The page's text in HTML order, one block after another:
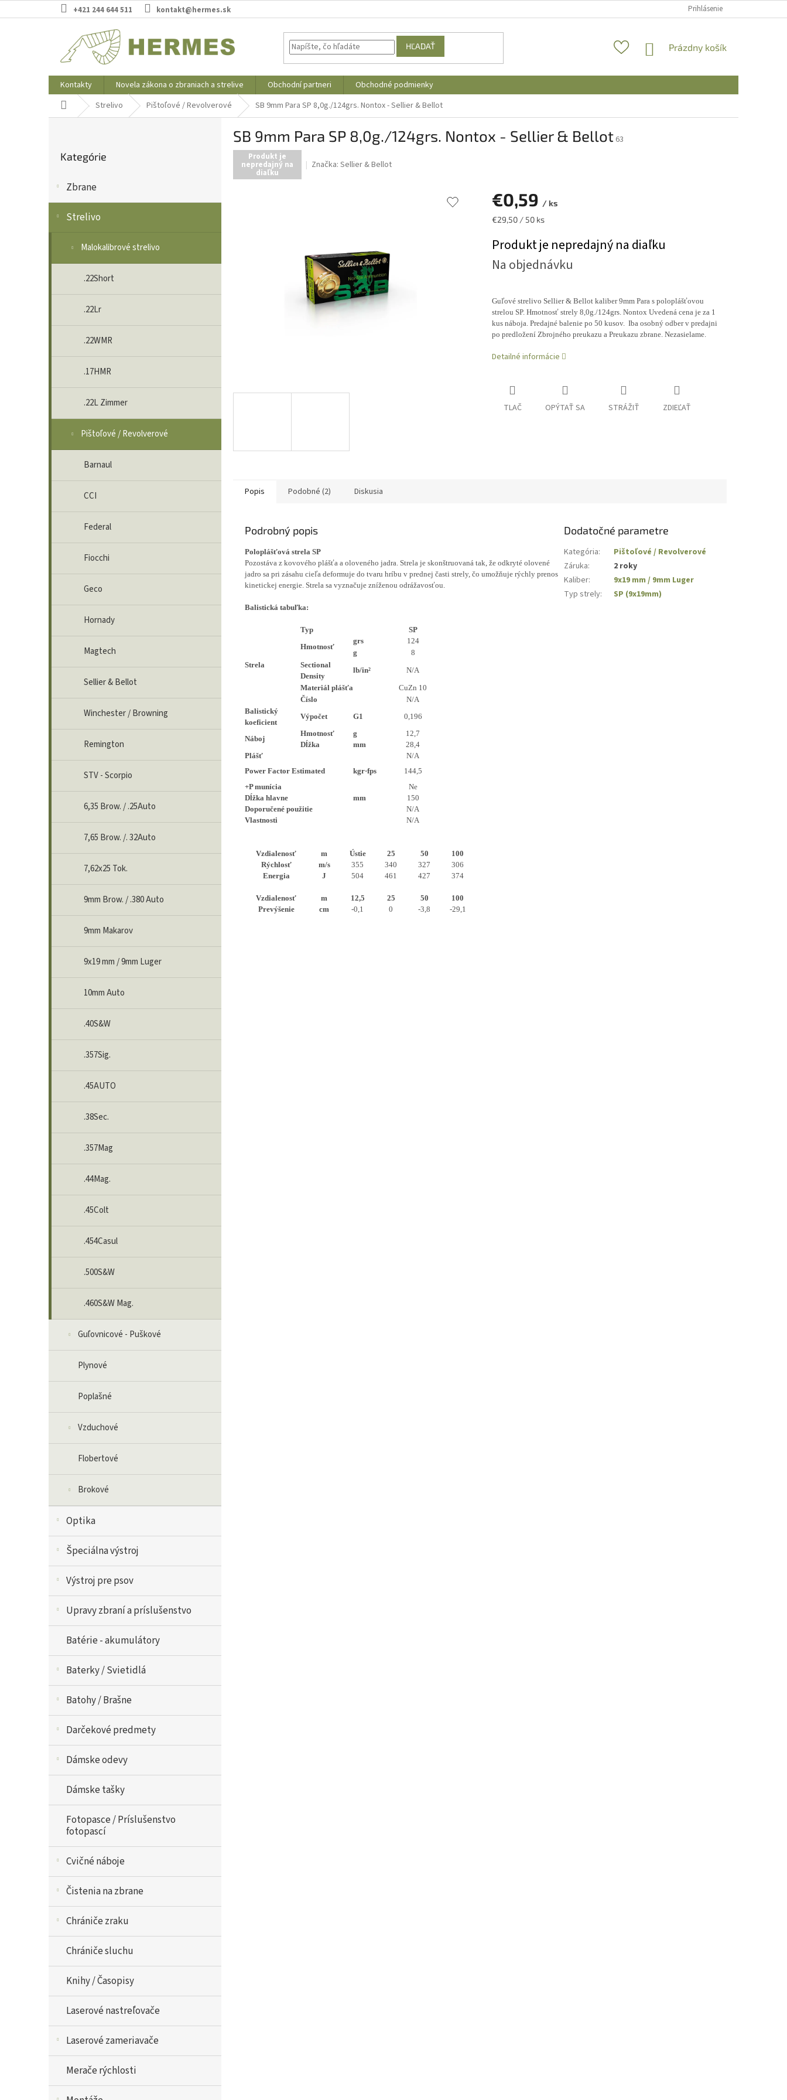
na
+421 244 644 511 kontakt@hermes.sk Prihlásenie
HĽADAŤ
NÁKUPNÝ
Prázdny košík
Kontakty Novela zákona o zbraniach a strelive Obchodní partneri
Obchodné podmienky
DomovStrelivo Pištoľové / Revolverové SB 9mm Para SP 8,0g./124grs. Nontox - Sellier & Bellot
a
kategórie
Kategórie
Zbrane
Strelivo
Malokalibrové strelivo
.22Short
.22Lr
.22WMR
.17HMR
.22L Zimmer
Pištoľové / Revolverové
Barnaul
CCI
Federal
Fiocchi
Geco
Hornady
Magtech
Sellier & Bellot
Winchester / Browning
Remington
STV - Scorpio
6,35 Brow. / .25Auto
7,65 Brow. /. 32Auto
7,62x25 Tok.
9mm Brow. / .380 Auto
9mm Makarov
9x19 mm / 9mm Luger
10mm Auto
.40S&W
.357Sig.
.45AUTO
.38Sec.
.357Mag
.44Mag.
.45Colt
.454Casul
.500S&W
.460S&W Mag.
Guľovnicové - Puškové
Plynové
Poplašné
Vzduchové
Flobertové
Brokové
Optika
Špeciálna výstroj
Výstroj pre psov
Upravy zbraní a príslušenstvo
Batérie - akumulátory
Baterky / Svietidlá
Batohy / Brašne
Darčekové predmety
Dámske odevy
Dámske tašky
Fotopasce / Príslušenstvo
fotopascí
Cvičné náboje
Čistenia na zbrane
Chrániče zraku
Chrániče sluchu
Knihy / Časopisy
Laserové nastreľovače
Laserové zameriavače
Merače rýchlosti
SB 9mm Para SP 8,0g./124grs. Nontox - Sellier & Bellot 63
Produkt je
nepredajný na
diaľku
Značka: Sellier & Bellot
€0,59 / ks
Jednotková
€29,50 / 50 ks
Produkt je nepredajný na diaľku
Na objednávku
Guľové strelivo Sellier & Bellot kaliber 9mm Para s poloplášťovou
strelou SP. Hmotnosť strely 8,0g./124grs. Nontox Uvedená cena je za 1
kus náboja. Predajné balenie po 50 kusov. Iba osobný odber v predajni
po predložení Zbrojného preukazu a Preukazu zbrane. Nezasielame.
Detailné informácie
TLAČ OPÝTAŤ SA STRÁŽIŤ ZDIEĽAŤ
Popis Podobné (2) Diskusia
Podrobný popis
Poloplášťová strela SP
Pozostáva z kovového plášťa a oloveného jadra. Strela je skonštruovaná tak, že odkryté olovené
jadro sa pri zásahu cieľa deformuje do tvaru hríbu v prednej časti strely, čo umožňuje rýchly prenos
kinetickej energie. Strela sa vyznačuje zníženou odrážavosťou.
Balistická tabuľka:
Strela
Typ
SP
Hmotnosť
grs
124
g
8
Sectional
Density
lb/in²
N/A
Materiál plášťa
CuZn 10
Číslo
N/A
Balistický
koeficient
Výpočet G1 0,196
Náboj
Hmotnosť g
12,7
Dĺžka
mm
28,4
Plášť
N/A
Power Factor Estimated
kgr·fps
144,5
+P munícia
Ne
Dĺžka hlavne
mm
150
Doporučené použitie
N/A
Vlastnosti
N/A
Vzdialenosť m Ústie 25 50
100
Rýchlosť
m/s 355 340 327
306
Energia
J 504 461 427 374
Vzdialenosť m 12,5 25 50
100
Prevýšenie
cm -0,1 0 -3,8 -29,1
Dodatočné parametre
Kategória:
Pištoľové / Revolverové
Záruka:
2 roky
Kaliber:
9x19 mm / 9mm Luger
Typ strely: SP (9x19mm)